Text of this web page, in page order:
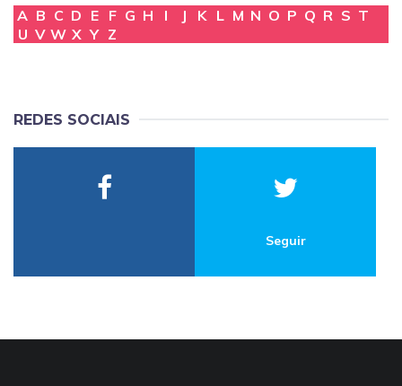
A B C D E F G H I J K L M N O P Q R S T
U V W X Y Z
REDES SOCIAIS
Seguir